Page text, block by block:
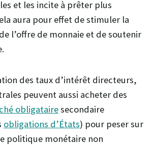
et les incite à prêter plus
aura pour effet de stimuler la
l’offre de monnaie et de soutenir
des taux d’intérêt directeurs,
peuvent aussi acheter des
obligatairesecondaire
obligations d’États) pour peser sur
politique monétaire non